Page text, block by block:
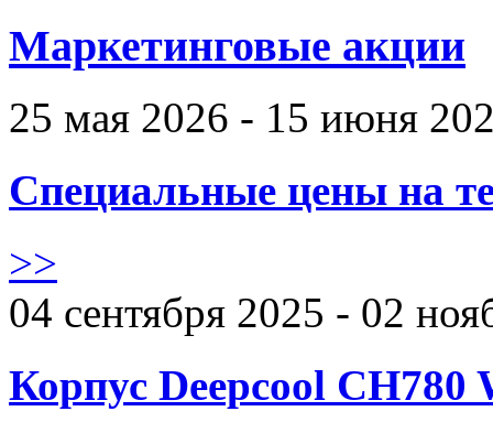
Маркетинговые акции
25 мая 2026 - 15 июня
Специальные цены на
>>
04 сентября 2025 - 02
Корпус Deepcool CH780